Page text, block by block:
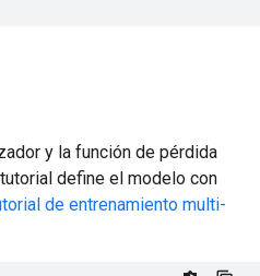
y la función de pérdida
define el modelo con
de entrenamiento multi-